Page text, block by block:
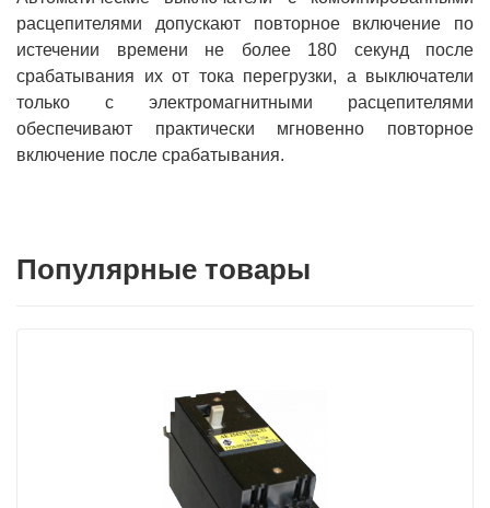
расцепителями допускают повторное включение по
истечении времени не более 180 секунд после
срабатывания их от тока перегрузки, а выключатели
только с электромагнитными расцепителями
обеспечивают практически мгновенно повторное
включение после срабатывания.
Популярные товары